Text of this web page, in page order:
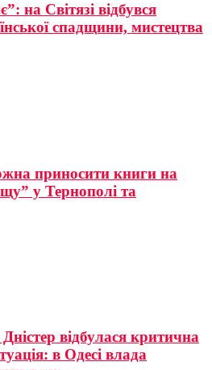
на Світязі відбувся
спадщини, мистецтва
приносити книги на
у Тернополі та
відбулася критична
в Одесі влада